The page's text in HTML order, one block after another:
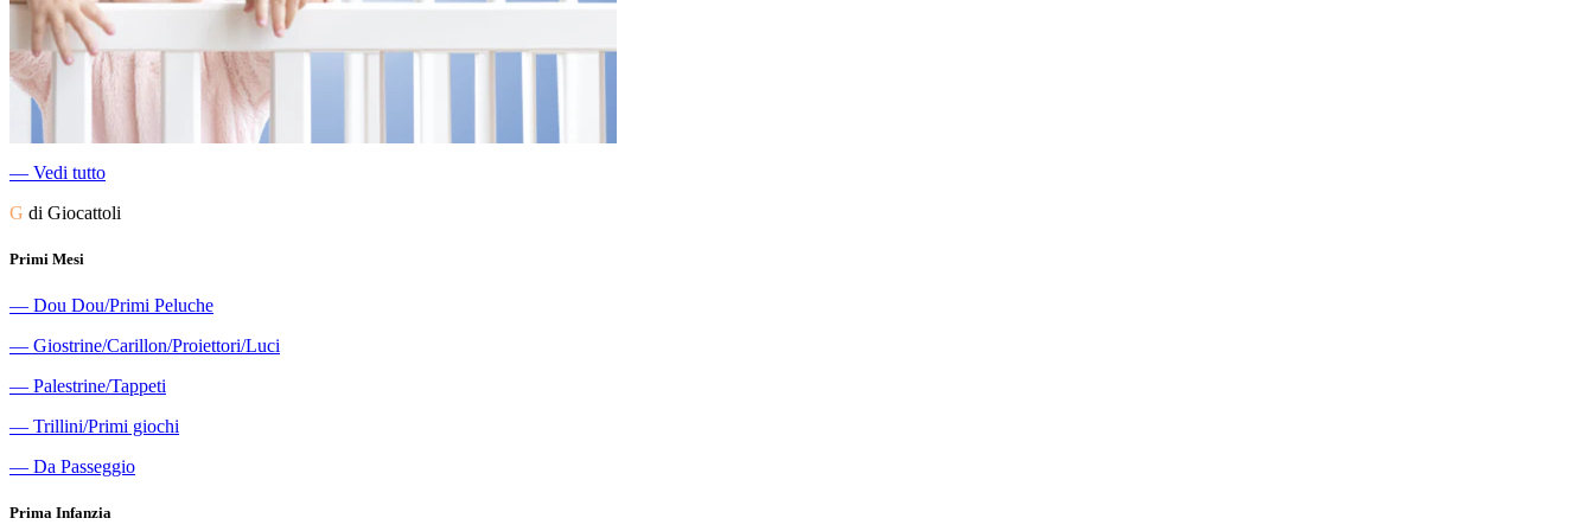
― Vedi tutto
G di Giocattoli
Primi Mesi
― Dou Dou/Primi Peluche
― Giostrine/Carillon/Proiettori/Luci
― Palestrine/Tappeti
― Trillini/Primi giochi
― Da Passeggio
Prima Infanzia